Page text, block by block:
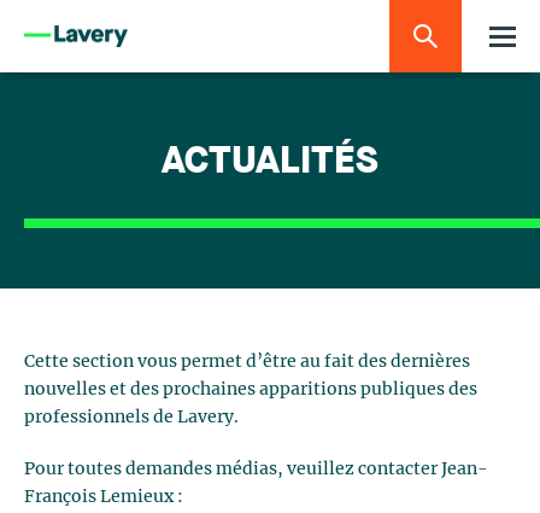
ACTUALITÉS
Cette section vous permet d’être au fait des dernières
nouvelles et des prochaines apparitions publiques des
professionnels de Lavery.
Pour toutes demandes médias, veuillez contacter Jean-
François Lemieux :